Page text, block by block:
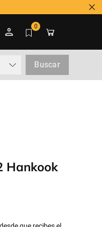
0
Buscar
Hankook